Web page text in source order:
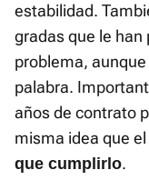
estabilidad.
gradas que le han
problema,
palabra.
años de contrato
misma idea que
que cumplirlo.